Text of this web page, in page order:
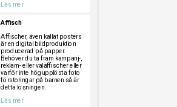
Läs mer
Affisch
Affischer, även kallat posters
är en digital bildproduktion
producerad på papper.
Behöver du ta fram kampanj-,
reklam- eller valaffischer eller
varför inte högupplösta foto
förstoringar på barnen så är
detta lösningen.
Läs mer